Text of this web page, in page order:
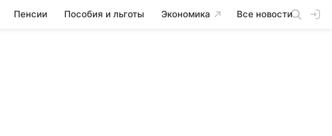
Пенсии Пособия и льготы Экономика Все новости